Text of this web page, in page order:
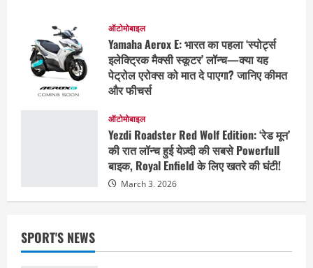
ऑटोमोबाइल
Yamaha Aerox E: भारत का पहला ‘स्पोर्ट्स
इलेक्ट्रिक मैक्सी स्कूटर’ लॉन्च—क्या यह
पेट्रोल एरोक्स को मात दे पाएगा? जानिए कीमत
और फीचर्स
ऑटोमोबाइल
Yezdi Roadster Red Wolf Edition: ‘रेड मून’
की रात लॉन्च हुई येज़्दी की सबसे Powerfull
बाइक, Royal Enfield के लिए खतरे की घंटी!
March 3, 2026
SPORT'S NEWS